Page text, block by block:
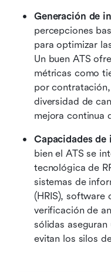
Generación de
percepciones
para optimizar
Un buen ATS
métricas como
por
diversidad de
mejora continua
Capacidades de
bien el ATS se
tecnológica de
sistemas de
(HRIS), software
verificación de
sólidas
evitan los silos